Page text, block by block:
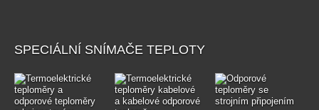
SPECIÁLNÍ SNÍMAČE TEPLOTY